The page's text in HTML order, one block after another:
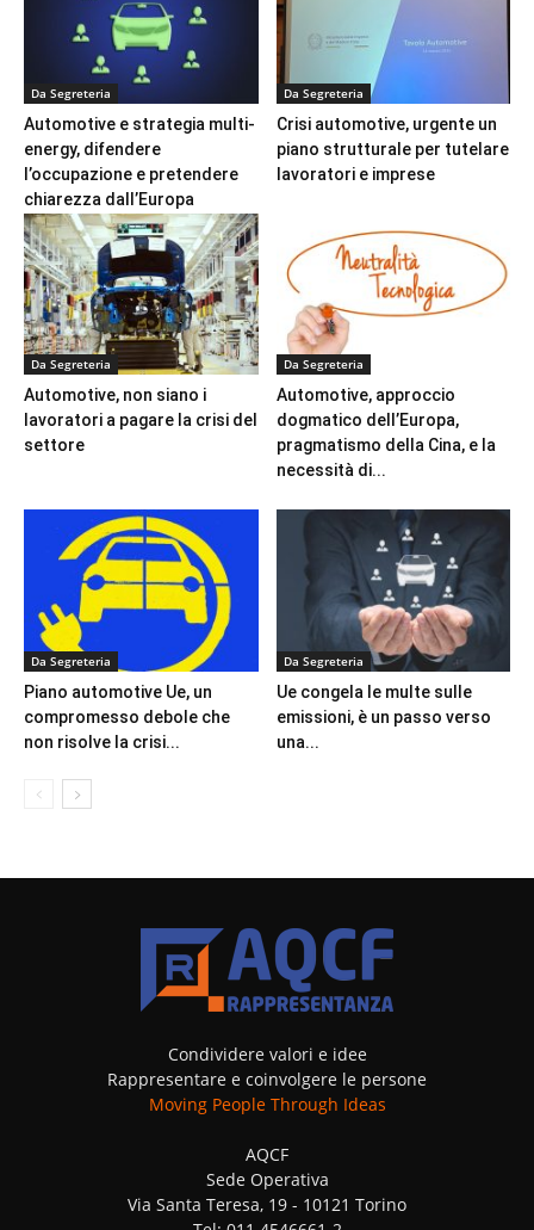
Da Segreteria
Automotive e strategia multi-
energy, difendere
l’occupazione e pretendere
chiarezza dall’Europa
Da Segreteria
Crisi automotive, urgente un
piano strutturale per tutelare
lavoratori e imprese
Da Segreteria
Automotive, non siano i
lavoratori a pagare la crisi del
settore
Da Segreteria
Automotive, approccio
dogmatico dell’Europa,
pragmatismo della Cina, e la
necessità di...
Da Segreteria
Piano automotive Ue, un
compromesso debole che
non risolve la crisi...
Da Segreteria
Ue congela le multe sulle
emissioni, è un passo verso
una...
Condividere valori e idee
Rappresentare e coinvolgere le persone
Moving People Through Ideas
AQCF
Sede Operativa
Via Santa Teresa, 19 - 10121 Torino